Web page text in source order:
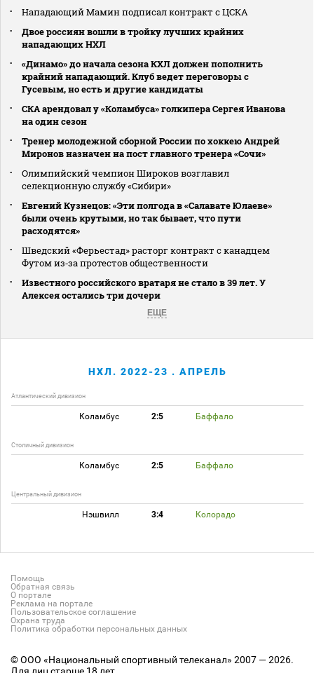
Нападающий Мамин подписал контракт с ЦСКА
Двое россиян вошли в тройку лучших крайних
нападающих НХЛ
«Динамо» до начала сезона КХЛ должен пополнить
крайний нападающий. Клуб ведет переговоры с
Гусевым, но есть и другие кандидаты
СКА арендовал у «Коламбуса» голкипера Сергея Иванова
на один сезон
Тренер молодежной сборной России по хоккею Андрей
Миронов назначен на пост главного тренера «Сочи»
Олимпийский чемпион Широков возглавил
селекционную службу «Сибири»
Евгений Кузнецов: «Эти полгода в «Салавате Юлаеве»
были очень крутыми, но так бывает, что пути
расходятся»
Шведский «Ферьестад» расторг контракт с канадцем
Футом из‑за протестов общественности
Известного российского вратаря не стало в 39 лет. У
Алексея остались три дочери
ЕЩЕ
НХЛ. 2022-23 . АПРЕЛЬ
Атлантический дивизион
Коламбус 2:5 Баффало
Столичный дивизион
Коламбус 2:5 Баффало
Центральный дивизион
Нэшвилл 3:4 Колорадо
Помощь
Обратная связь
О портале
Реклама на портале
Пользовательское соглашение
Охрана труда
Политика обработки персональных данных
© ООО «Национальный спортивный телеканал» 2007 — 2026.